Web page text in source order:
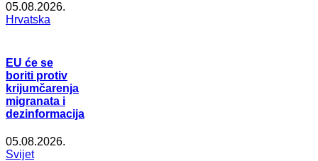
05.08.2026.
Hrvatska
EU će se
boriti protiv
krijumčarenja
migranata i
dezinformacija
05.08.2026.
Svijet